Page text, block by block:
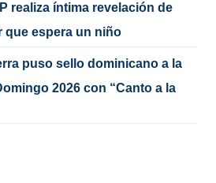
realiza íntima revelación de
que espera un niño
puso sello dominicano a la
2026 con “Canto a la